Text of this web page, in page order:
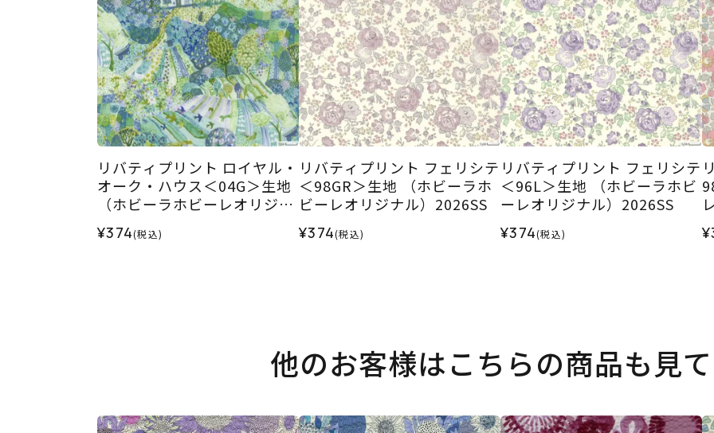
リバティプリント ロイヤル・
オーク・ハウス＜04G＞生地
（ホビーラホビーレオリジナ
¥374(税込)
リバティプリント フェリシテ
＜98GR＞生地 （ホビーラホ
ビーレオリジナル）2026SS
¥374(税込)
リバティプリント フェリシテ
＜96L＞生地 （ホビーラホビ
ーレオリジナル）2026SS
¥374(税込)
他のお客様はこちらの商品も見